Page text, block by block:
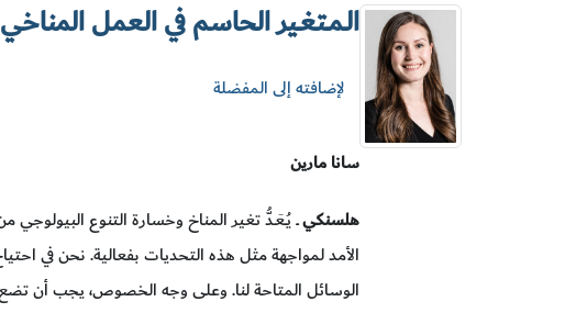
الـمـتغـير الحاسم في العمل المناخي
لإضافته إلى المفضلة
سانا مارين
هلسنكيــ يُـعَـدُّ تغير المناخ وخسارة التنوع
الأمد لمواجهة مثل هذه التحديات بفعالية. نحن في
الوسائل المتاحة لنا. وعلى وجه الخصوص، يجب أن تضع